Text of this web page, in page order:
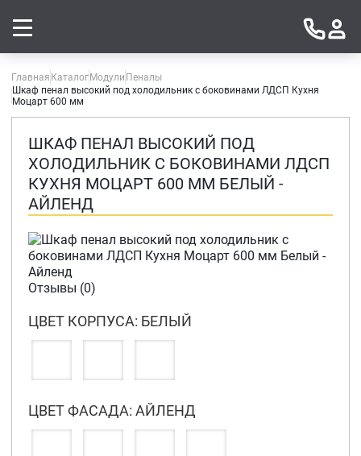
Главная КаталогМодули Пеналы
Шкаф пенал высокий под холодильник с боковинами ЛДСП Кухня
Моцарт 600 мм
ШКАФ ПЕНАЛ ВЫСОКИЙ ПОД
ХОЛОДИЛЬНИК С БОКОВИНАМИ ЛДСП
КУХНЯ МОЦАРТ 600 ММ БЕЛЫЙ -
АЙЛЕНД
Отзывы (0)
ЦВЕТ КОРПУСА: БЕЛЫЙ
ЦВЕТ ФАСАДА: АЙЛЕНД